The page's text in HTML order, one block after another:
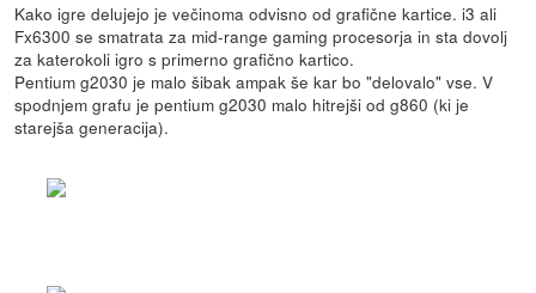
Kako igre delujejo je večinoma odvisno od grafične kartice. i3 ali
Fx6300 se smatrata za mid-range gaming procesorja in sta dovolj
za katerokoli igro s primerno grafično kartico.
Pentium g2030 je malo šibak ampak še kar bo "delovalo" vse. V
spodnjem grafu je pentium g2030 malo hitrejši od g860 (ki je
starejša generacija).